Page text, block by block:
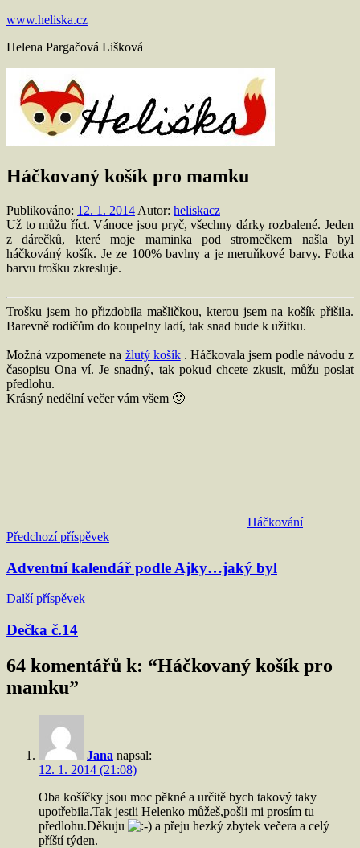
Přejít
obsahu
www.heliska.cz
Helena Pargačová Lišková
Háčkovaný košík pro mamku
Publikováno: 12. 1. 2014 Autor: heliskacz
Už to můžu říct. Vánoce jsou pryč, všechny dárky rozbalené. Jeden
z dárečků, které moje maminka pod stromečkem našla byl
háčkováný košík. Je ze 100% bavlny a je meruňkové barvy. Fotka
barvu trošku zkresluje.
Trošku jsem ho přizdobila mašličkou, kterou jsem na košík přišila.
Barevně rodičům do koupelny ladí, tak snad bude k užitku.
Možná vzpomenete na žlutý košík. Háčkovala jsem podle návodu z
časopisu Ona ví. Je snadný, tak pokud chcete zkusit, můžu poslat
předlohu.
Krásný nedělní večer vám všem 🙂
Háčkování
Navigace
pro
Předchozí příspěvek
Adventní kalendář podle Ajky…jaký byl
Další příspěvek
Dečka č.14
64 komentářů k: “Háčkovaný košík pro
mamku”
Jana napsal:
12. 1. 2014 (21:08)
Oba košíčky jsou moc pěkné a určitě bych takový taky
upotřebila.Tak jestli Helenko můžeš,pošli mi prosím tu
předlohu.Děkuju
a přeju hezký zbytek večera a celý
příští týden.